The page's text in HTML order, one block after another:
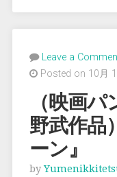
ッ
ト
野
武
作
品
『座
Leave a
Posted on 10月
（映画
野武作品
ーン』
by